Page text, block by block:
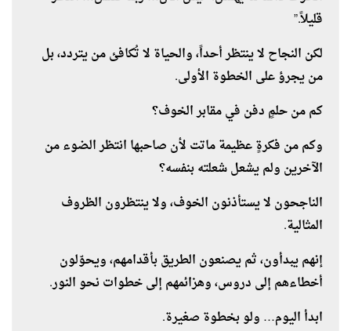
قليلاً.”
لكن النجاح لا ينتظر أحداً، والحياة لا تُكافئ من يتردد، بل
من يجرؤ على الخطوة الأولى.
كم من حلمٍ دفن في مقابر الخوف؟
وكم من فكرةٍ عظيمة ماتت لأن صاحبها انتظر الضوء من
الآخرين ولم يشعل شعلته بنفسه؟
الناجحون لا يستأذنون الخوف، ولا ينتظرون الظروف
المثالية.
إنهم يبدأون، ثم يصنعون الطريق بأقدامهم، ويحوّلون
أخطاءهم إلى دروس، وهزائمهم إلى خطوات نحو النور.
ابدأ اليوم… ولو بخطوة صغيرة.